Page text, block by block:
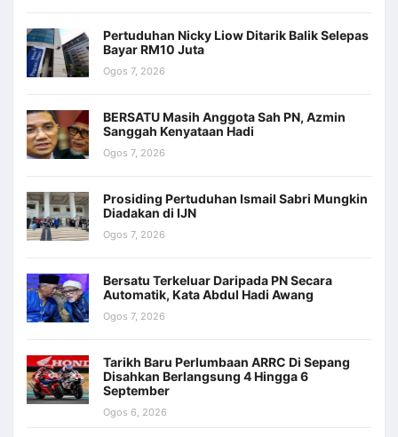
Pertuduhan Nicky Liow Ditarik Balik Selepas
Bayar RM10 Juta
Ogos 7, 2026
BERSATU Masih Anggota Sah PN, Azmin
Sanggah Kenyataan Hadi
Ogos 7, 2026
Prosiding Pertuduhan Ismail Sabri Mungkin
Diadakan di IJN
Ogos 7, 2026
Bersatu Terkeluar Daripada PN Secara
Automatik, Kata Abdul Hadi Awang
Ogos 7, 2026
Tarikh Baru Perlumbaan ARRC Di Sepang
Disahkan Berlangsung 4 Hingga 6
September
Ogos 6, 2026